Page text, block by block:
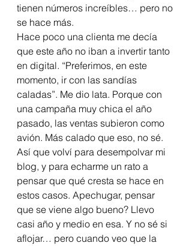
tienen números increíbles… pero no
se hace más.
Hace poco una clienta me decía
que este año no iban a invertir tanto
en digital. “Preferimos, en este
momento, ir con las sandías
caladas”. Me dio lata. Porque con
una campaña muy chica el año
pasado, las ventas subieron como
avión. Más calado que eso, no sé.
Así que volví para desempolvar mi
blog, y para echarme un rato a
pensar que qué cresta se hace en
estos casos. Apechugar, pensar
que se viene algo bueno? Llevo
casi año y medio en esa. Y no sé si
aflojar… pero cuando veo que la